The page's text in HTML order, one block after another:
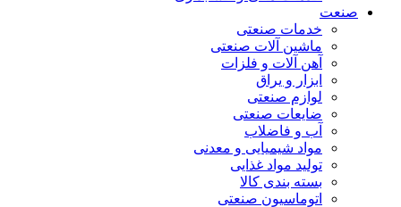
صنعت
خدمات صنعتی
ماشین آلات صنعتی
آهن آلات و فلزات
ابزار و یراق
لوازم صنعتی
ضایعات صنعتی
آب و فاضلاب
مواد شیمیایی و معدنی
تولید مواد غذایی
بسته بندی کالا
اتوماسیون صنعتی